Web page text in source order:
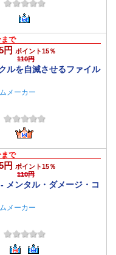
で
円 ポイント15％
110円
ルを自滅させるファイル
メーカー
で
円 ポイント15％
110円
メンタル・ダメージ・コ
メーカー